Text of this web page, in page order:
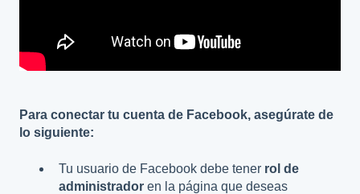
Para conectar tu cuenta de Facebook, asegúrate de
lo siguiente:
Tu usuario de Facebook debe tener rol de
administrador en la página que deseas